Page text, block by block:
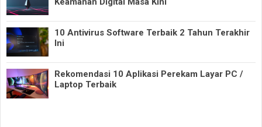
10 Antivirus Software Terbaik 2 Tahun Terakhir
Ini
Rekomendasi 10 Aplikasi Perekam Layar PC /
Laptop Terbaik